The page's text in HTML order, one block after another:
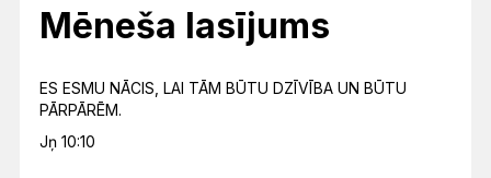
Mēneša lasījums
ES ESMU NĀCIS, LAI TĀM BŪTU DZĪVĪBA UN BŪTU
PĀRPĀRĒM.
Jņ 10:10